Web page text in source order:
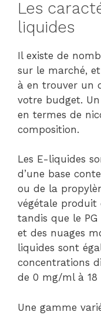
Les
liquides
Il existe de
sur le marché,
à en trouver un
votre budget. Un
en termes de
composition.
Les E-liquides
d’une base
ou de la
végétale produit
tandis que le
et des nuages
liquides sont
concentrations
de 0 mg/ml à
Une gamme